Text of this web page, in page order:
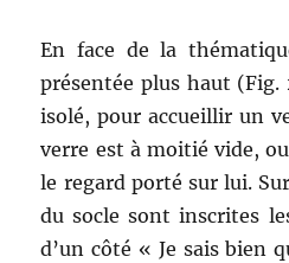
En face de la
présentée plus haut (Fig.
isolé, pour accueillir un
verre est à moitié vide,
le regard porté sur lui.
du socle sont inscrites
d’un côté « Je sais bien